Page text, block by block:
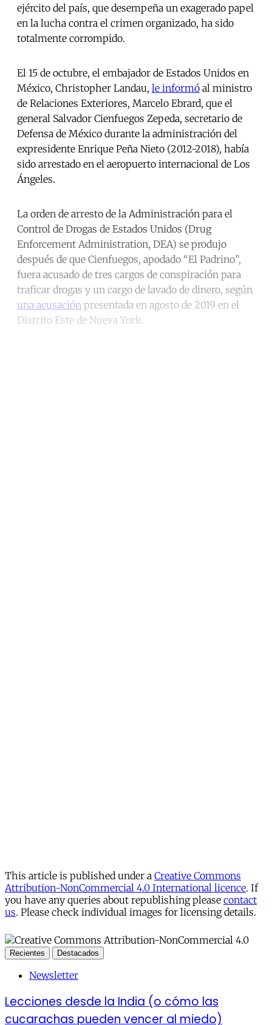
ejército del país, que desempeña un exagerado papel
en la lucha contra el crimen organizado, ha sido
totalmente corrompido.
El 15 de octubre, el embajador de Estados Unidos en
México, Christopher Landau, le informó al ministro
de Relaciones Exteriores, Marcelo Ebrard, que el
general Salvador Cienfuegos Zepeda, secretario de
Defensa de México durante la administración del
expresidente Enrique Peña Nieto (2012-2018), había
sido arrestado en el aeropuerto internacional de Los
Ángeles.
La orden de arresto de la Administración para el
Control de Drogas de Estados Unidos (Drug
Enforcement Administration, DEA) se produjo
después de que Cienfuegos, apodado “El Padrino”,
fuera acusado de tres cargos de conspiración para
traficar drogas y un cargo de lavado de dinero, según
una acusación presentada en agosto de 2019 en el
Distrito Este de Nueva York.
This article is published under a Creative Commons
Attribution-NonCommercial 4.0 International licence. If
you have any queries about republishing please contact
us. Please check individual images for licensing details.
Recientes Destacados
Newsletter
Lecciones desde la India (o cómo las
cucarachas pueden vencer al miedo)